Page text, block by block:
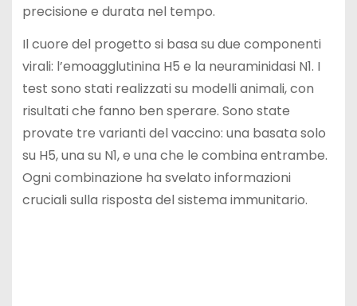
precisione e durata nel tempo.
Il cuore del progetto si basa su due componenti
virali: l’emoagglutinina H5 e la neuraminidasi N1. I
test sono stati realizzati su modelli animali, con
risultati che fanno ben sperare. Sono state
provate tre varianti del vaccino: una basata solo
su H5, una su N1, e una che le combina entrambe.
Ogni combinazione ha svelato informazioni
cruciali sulla risposta del sistema immunitario.